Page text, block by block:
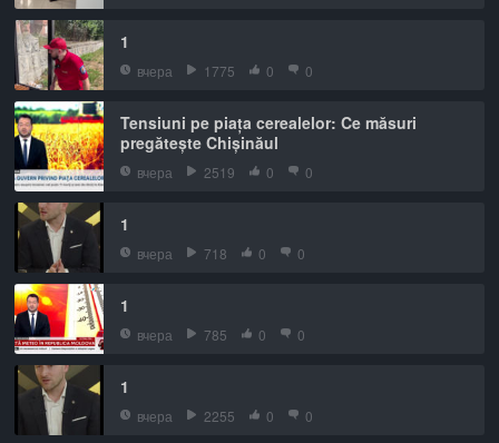
1
вчера 1775 0 0
Tensiuni pe piața cerealelor: Ce măsuri
pregătește Chișinăul
вчера 2519 0 0
1
вчера 718 0 0
1
вчера 785 0 0
1
вчера 2255 0 0